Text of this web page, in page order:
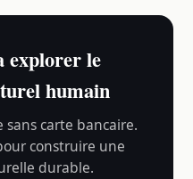
explorer le
humain
sans carte bancaire.
construire une
durable.